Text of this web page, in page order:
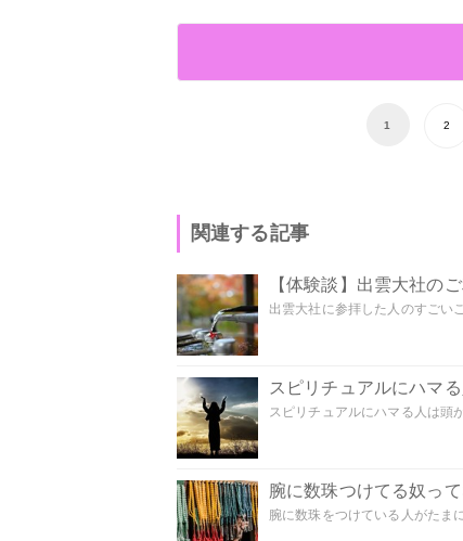
1 2
関連する記事
【体験談】出雲大社の
出雲大社に参拝した人のすごい
スピリチュアルにハマ
スピリチュアルにハマる人は頭
腕に数珠つけてる奴っ
腕に数珠をつけている人がたま